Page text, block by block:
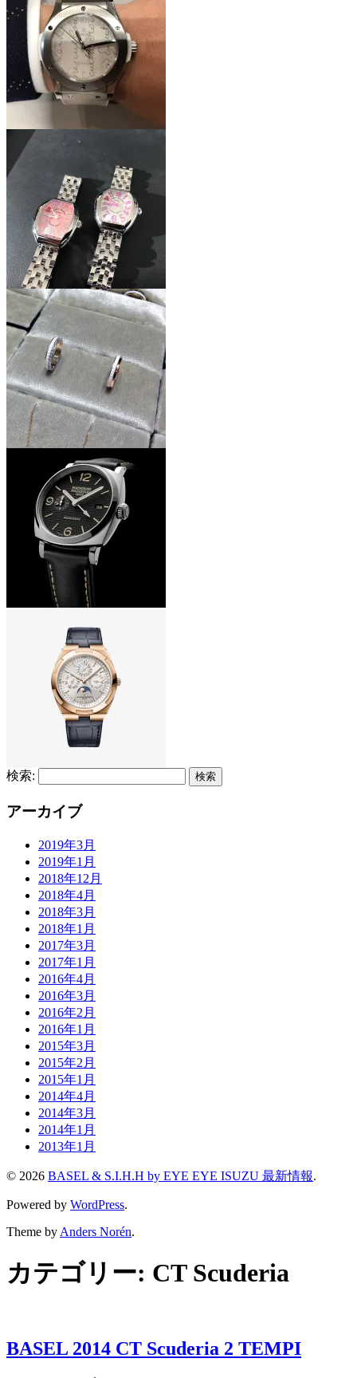
検索:
アーカイブ
2019年3月
2019年1月
2018年12月
2018年4月
2018年3月
2018年1月
2017年3月
2017年1月
2016年4月
2016年3月
2016年2月
2016年1月
2015年3月
2015年2月
2015年1月
2014年4月
2014年3月
2014年1月
2013年1月
© 2026 BASEL & S.I.H.H by EYE EYE ISUZU 最新情報.
Powered by WordPress.
Theme by Anders Norén.
カテゴリー: CT Scuderia
BASEL 2014 CT Scuderia 2 TEMPI